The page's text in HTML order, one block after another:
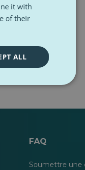
FAQ
Soumettre une
it with
of their
ALL